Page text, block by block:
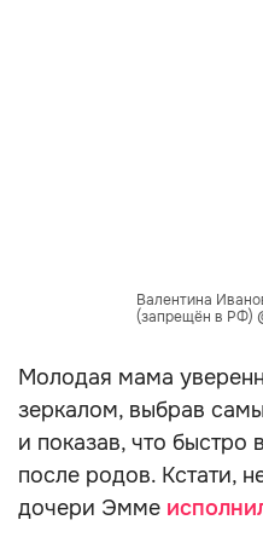
Валентина
(запрещён в РФ)
Молодая мама
зеркалом, выбрав
и показав, что быстро
после родов. Кстати,
дочери Эмме